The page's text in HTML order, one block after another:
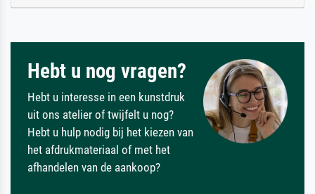
Hebt u nog vragen?
Hebt u interesse in een kunstdruk
uit ons atelier of twijfelt u nog?
Hebt u hulp nodig bij het kiezen van
het afdrukmateriaal of met het
afhandelen van de aankoop?